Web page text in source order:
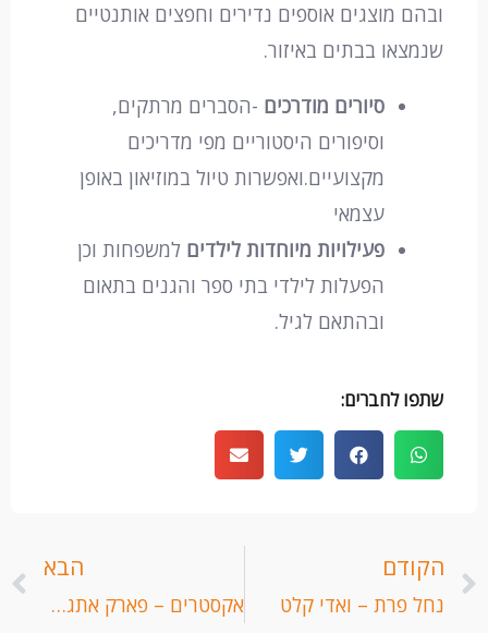
ובהם מוצגים אוספים נדירים וחפצים אותנטיים
שנמצאו בבתים באיזור.
סיורים מודרכים -הסברים מרתקים,
וסיפורים היסטוריים מפי מדריכים
מקצועיים.ואפשרות טיול במוזיאון באופן
עצמאי
פעילויות מיוחדות לילדים למשפחות וכן
הפעלות לילדי בתי ספר והגנים בתאום
ובהתאם לגיל.
שתפו לחברים:
הקודם
נחל פרת – ואדי קלט
הבא
אקסטרים – פארק אתגרי עכו